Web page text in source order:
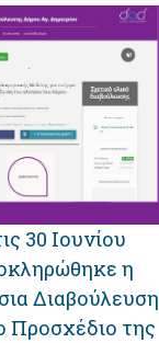
30 Ιουνίου
η
Διαβούλευση
Προσχέδιο της